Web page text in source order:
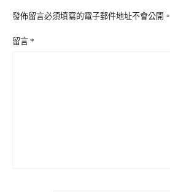
發佈留言必須填寫的電子郵件地址不會公開。
留言 *